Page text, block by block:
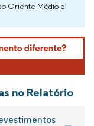
Oriente Médio e
no Relatório